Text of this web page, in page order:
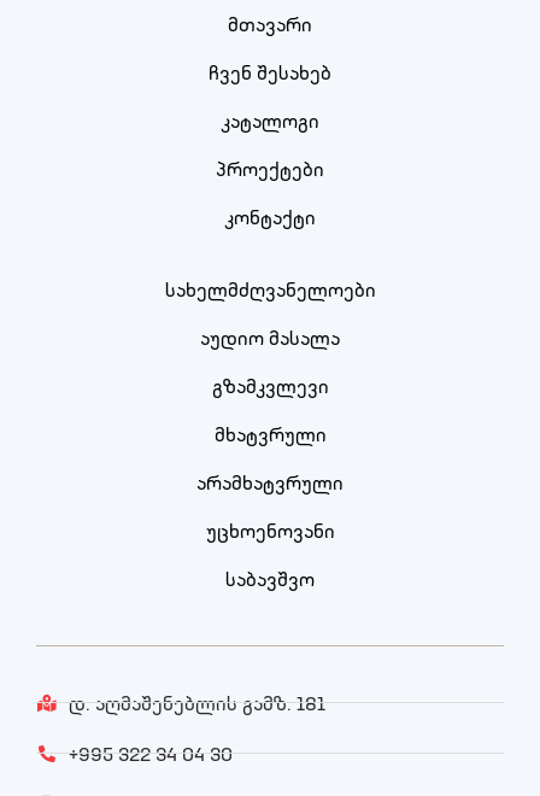
მთავარი
ჩვენ შესახებ
კატალოგი
პროექტები
კონტაქტი
სახელმძღვანელოები
აუდიო მასალა
გზამკვლევი
მხატვრული
არამხატვრული
უცხოენოვანი
საბავშვო
დ. აღმაშენებლის გამზ. 181
+995 322 34 04 30